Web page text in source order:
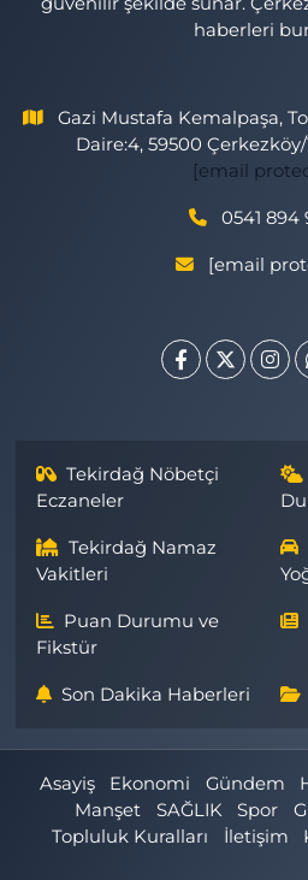
haberleri
Gazi Mustafa Kemalpaşa,
Daire:4, 59500
[email
0541 894
[email
Tekirdağ Nöbetçi
Eczaneler
Tekirdağ Namaz
Vakitleri
Puan Durumu ve
Fikstür
Son Dakika Haberleri
Asayiş Ekonomi Gündem
Manşet
SAĞLIK Spor
Topluluk Kuralları
İletişim